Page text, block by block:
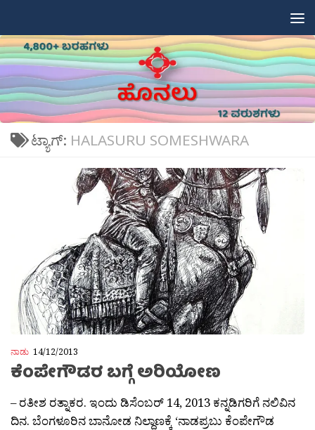
ಟ್ಯಾಗ್: HALASURU SOMESHWARA
ನಾಡು 14/12/2013
ಕೆಂಪೇಗೌಡರ ಬಗ್ಗೆ ಅರಿಯೋಣ
– ರತೀಶ ರತ್ನಾಕರ. ಇಂದು ಡಿಸೆಂಬರ್ 14, 2013 ಕನ್ನಡಿಗರಿಗೆ ನಲಿವಿನ
ದಿನ. ಬೆಂಗಳೂರಿನ ಬಾನೋಡ ನಿಲ್ದಾಣಕ್ಕೆ ‘ನಾಡಪ್ರಬು ಕೆಂಪೇಗೌಡ